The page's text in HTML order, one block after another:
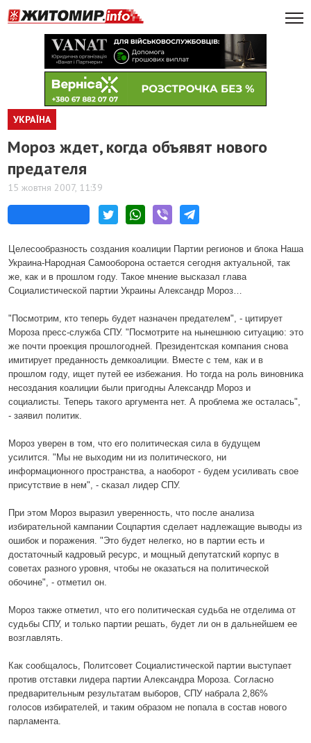
УКРАЇНА
Мороз ждет, когда объявят нового
предателя
15 жовтня 2007, 11:39
Целесообразность создания коалиции Партии регионов и блока Наша
Украина-Народная Самооборона остается сегодня актуальной, так
же, как и в прошлом году. Такое мнение высказал глава
Социалистической партии Украины Александр Мороз…
"Посмотрим, кто теперь будет назначен предателем", - цитирует
Мороза пресс-служба СПУ. "Посмотрите на нынешнюю ситуацию: это
же почти проекция прошлогодней. Президентская компания снова
имитирует преданность демкоалиции. Вместе с тем, как и в
прошлом году, ищет путей ее избежания. Но тогда на роль виновника
несоздания коалиции были пригодны Александр Мороз и
социалисты. Теперь такого аргумента нет. А проблема же осталась",
- заявил политик.
Мороз уверен в том, что его политическая сила в будущем
усилится. "Мы не выходим ни из политического, ни
информационного пространства, а наоборот - будем усиливать свое
присутствие в нем", - сказал лидер СПУ.
При этом Мороз выразил уверенность, что после анализа
избирательной кампании Соцпартия сделает надлежащие выводы из
ошибок и поражения. "Это будет нелегко, но в партии есть и
достаточный кадровый ресурс, и мощный депутатский корпус в
советах разного уровня, чтобы не оказаться на политической
обочине", - отметил он.
Мороз также отметил, что его политическая судьба не отделима от
судьбы СПУ, и только партии решать, будет ли он в дальнейшем ее
возглавлять.
Как сообщалось, Политсовет Социалистической партии выступает
против отставки лидера партии Александра Мороза. Согласно
предварительным результатам выборов, СПУ набрала 2,86%
голосов избирателей, и таким образом не попала в состав нового
парламента.